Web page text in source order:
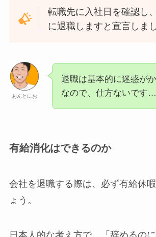
転職先に入社日を確認し
に退職しますと宣言しま
あんとにお
退職は基本的に迷惑が
なので、仕方ないです…
有給消化はできるのか
会社を退職する際は、必ず有給休
ょう。
日本人的な考え方で、「辞めるの